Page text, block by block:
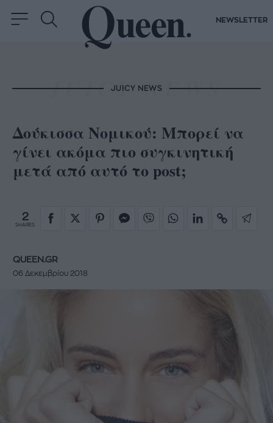
NEWSLETTER
JUICY NEWS
Δούκισσα Νομικού: Μπορεί να
γίνει ακόμα πιο συγκινητική
μετά από αυτό το post;
2
SHARES
QUEEN.GR
06 Δεκεμβρίου 2018